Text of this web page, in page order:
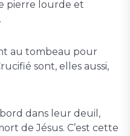
pierre lourde et
au tombeau pour
sont, elles aussi,
dans leur deuil,
de Jésus. C’est cette